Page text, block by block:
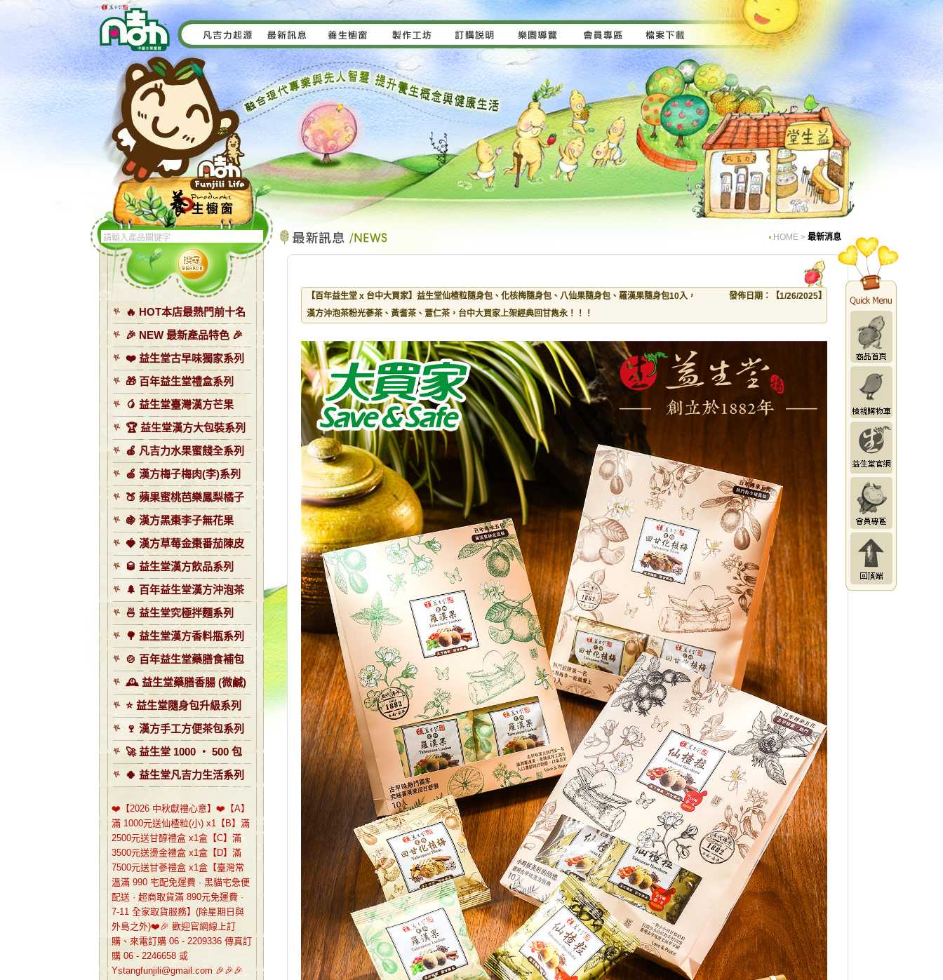
🔥 HOT本店最熱門前十名
🎉 NEW 最新產品特色 🎉
❤️ 益生堂古早味獨家系列
🎁 百年益生堂禮盒系列
🥭 益生堂臺灣漢方芒果
🏆 益生堂漢方大包裝系列
🍎 凡吉力水果蜜餞全系列
🍏 漢方梅子梅肉(李)系列
🍑 蘋果蜜桃芭樂鳳梨橘子
🍇 漢方黑棗李子無花果
🍓 漢方草莓金棗番茄陳皮
🥃 益生堂漢方飲品系列
🌲 百年益生堂漢方沖泡茶
🍜 益生堂究極拌麵系列
🌳 益生堂漢方香料瓶系列
🍲 百年益生堂藥膳食補包
🕰️ 益生堂藥膳香腸 (微鹹)
⭐️ 益生堂隨身包升級系列
🍷 漢方手工方便茶包系列
🚀 益生堂 1000 ‧ 500 包
🍀 益生堂凡吉力生活系列
❤️【2026 中秋獻禮心意】❤️【A】
滿 1000元送仙楂粒(小) x1【B】滿
2500元送甘醇禮盒 x1盒【C】滿
3500元送燙金禮盒 x1盒【D】滿
7500元送甘蔘禮盒 x1盒【臺灣常
溫滿 990 宅配免運費 · 黑貓宅急便
配送 · 超商取貨滿 890元免運費 ·
7-11 全家取貨服務】(除星期日與
外島之外)❤️🎉 歡迎官網線上訂
購、來電訂購 06 - 2209336 傳真訂
購 06 - 2246658 或
Ystangfunjili@gmail.com 🎉🎉🎉
HOME > 最新消息
【百年益生堂 x 台中大買家】益生堂仙楂粒隨身包、化核梅隨身包、八仙果隨身包、羅漢果隨身包10入，
漢方沖泡茶粉光蔘茶、黃耆茶、薏仁茶，台中大買家上架經典回甘雋永！！！
發佈日期：【1/26/2025】